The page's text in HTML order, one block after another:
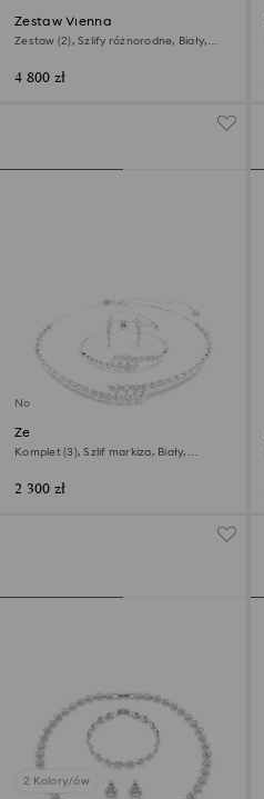
Zestaw Vienna
Zestaw (2), Szlify różnorodne, Biały,
4 800 zł
Nowość
Zestaw Mesmera
Komplet (3), Szlif markiza, Biały,
2 300 zł
2 Kolory/ów